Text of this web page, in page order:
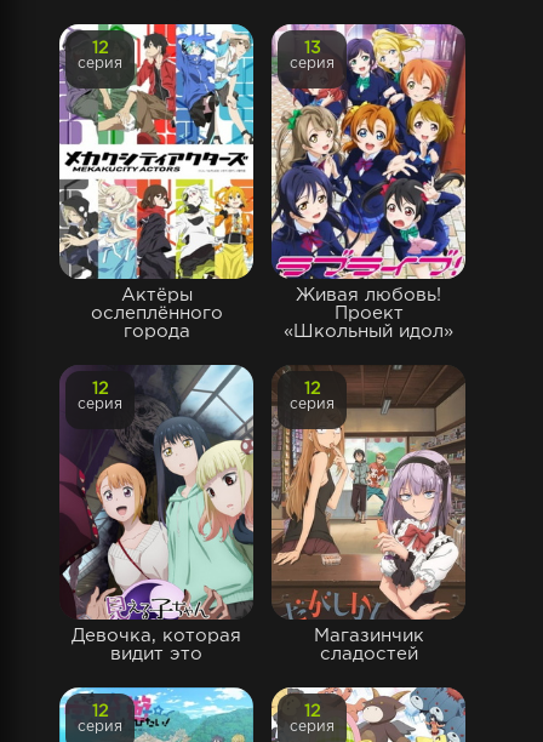
Актёры
ослеплённого
города
12
серия
Живая любовь!
Проект
«Школьный идол»
13
серия
Девочка, которая
видит это
12
серия
Магазинчик
сладостей
12
серия
12
серия
12
серия